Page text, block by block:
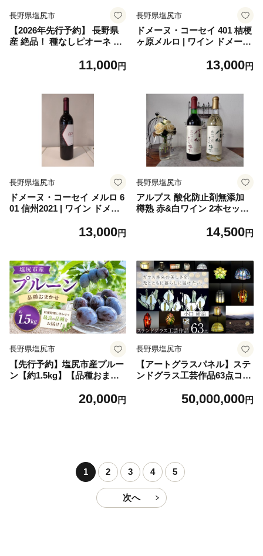
長野県塩尻市
【2026年先行予約】 長野県
産 絶品！ 種なしピオーネ 2
けて順次発送予定】| 果物 く
し 長野県 塩尻市
11,000円
長野県塩尻市
ドメーヌ・コーセイ 401 桔梗
ヶ原メルロ | ワイン ドメー
ルロ メルロー ぶどう 酒 お酒
13,000円
長野県塩尻市
ドメーヌ・コーセイ メルロ 6
01 信州2021 | ワイン ドメー
ルロ メルロー ぶどう 酒 お酒
13,000円
長野県塩尻市
アルプス 酸化防止剤無添加
樽熟 赤&白ワイン 2本セット
ワイン アルプス 無添加 樽熟
さけ セット 飲み比べ 塩尻市
長野県 信州
14,500円
長野県塩尻市
【先行予約】塩尻市産プルー
ン【約1.5kg】【品種おまか
かけて順次発送予定】 ｜ 果
20,000円
長野県塩尻市
【アートグラスパネル】ステ
ンドグラス工芸作品63点コレ
ラス 硝子 アート 工芸品 作品
50,000,000円
1 2 3 4 5
次へ